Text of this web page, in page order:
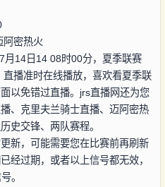
阿密热火
月14日14 08时00分，夏季联赛
直播准时在线播放，喜欢看夏季联
以免错过直播。jrs直播网还为您
、克里夫兰骑士直播、迈阿密热
史交锋、两队赛程。
新，可能需要您在比赛前再刷新
经过期，或者以上信号都无效，
。